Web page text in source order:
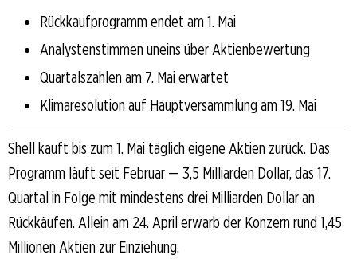
Rückkaufprogramm endet am 1. Mai
Analystenstimmen uneins über Aktienbewertung
Quartalszahlen am 7. Mai erwartet
Klimaresolution auf Hauptversammlung am 19. Mai
Shell kauft bis zum 1. Mai täglich eigene Aktien zurück. Das
Programm läuft seit Februar — 3,5 Milliarden Dollar, das 17.
Quartal in Folge mit mindestens drei Milliarden Dollar an
Rückkäufen. Allein am 24. April erwarb der Konzern rund 1,45
Millionen Aktien zur Einziehung.